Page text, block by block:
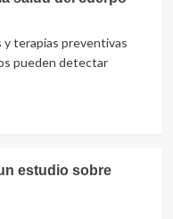
terapias preventivas
pueden detectar
estudio sobre